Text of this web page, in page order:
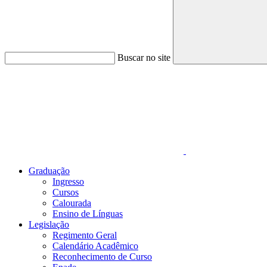
Buscar no site
Graduação
Ingresso
Cursos
Calourada
Ensino de Línguas
Legislação
Regimento Geral
Calendário Acadêmico
Reconhecimento de Curso